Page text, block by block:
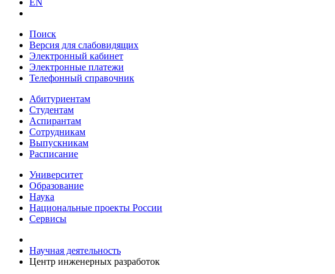
EN
Поиск
Версия для слабовидящих
Электронный кабинет
Электронные платежи
Телефонный справочник
Абитуриентам
Студентам
Аспирантам
Сотрудникам
Выпускникам
Расписание
Университет
Образование
Наука
Национальные проекты России
Сервисы
Научная деятельность
Центр инженерных разработок